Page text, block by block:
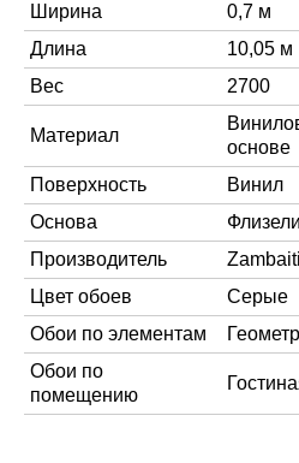
Ширина
0,7 м
Длина
10,05 м
Вес
2700
Материал
основе
Поверхность
Винил
Основа
Производитель
Цвет обоев
Серые
Обои по элементам
Обои по
помещению